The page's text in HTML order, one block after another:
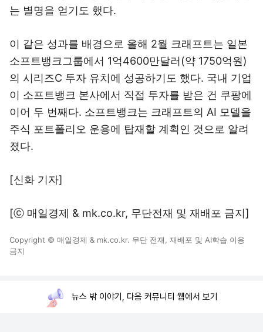
는 별명을 얻기도 했다.
이 같은 성과를 배경으로 올해 2월 크래프트는 일본
소프트뱅크그룹에서 1억4600만달러(약 1750억원)
의 시리즈C 투자 유치에 성공하기도 했다. 국내 기업
이 소프트뱅크 본사에서 직접 투자를 받은 건 쿠팡에
이어 두 번째다. 소프트뱅크는 크래프트의 AI 모델을
주식 포트폴리오 운용에 탑재할 계획인 것으로 알려
졌다.
[신화 기자]
[ⓒ 매일경제 & mk.co.kr, 무단전재 및 재배포 금지]
Copyright © 매일경제 & mk.co.kr. 무단 전재, 재배포 및 AI학습 이용
금지
뉴스 밖 이야기, 다음 커뮤니티 웹에서 보기